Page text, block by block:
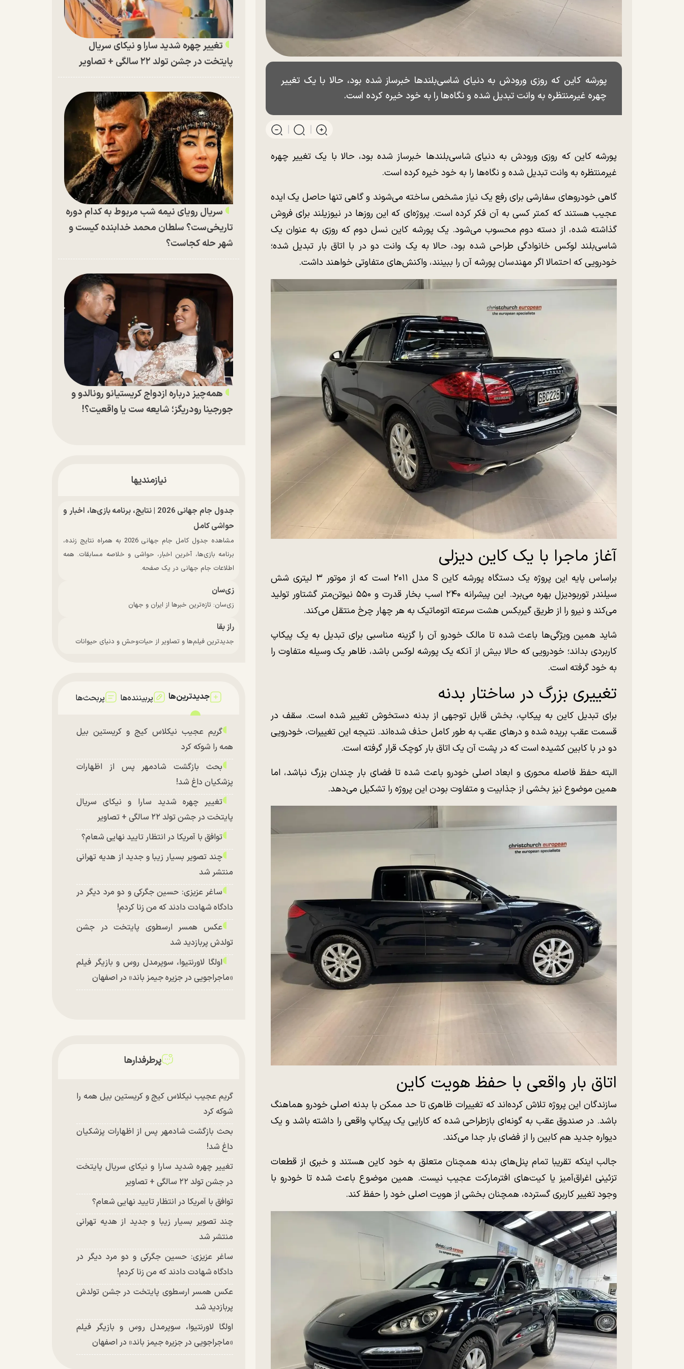
پورشه کاین که روزی ورودش به دنیای شاسی‌بلند‌ها خبرساز شده بود، حالا با یک تغییر
چهره غیرمنتظره به وانت تبدیل شده و نگاه‌ها را به خود خیره کرده است.
پورشه کاین که روزی ورودش به دنیای شاسی‌بلند‌ها خبرساز شده بود، حالا با یک تغییر چهره
غیرمنتظره به وانت تبدیل شده و نگاه‌ها را به خود خیره کرده است.
گاهی خودرو‌های سفارشی برای رفع یک نیاز مشخص ساخته می‌شوند و گاهی تنها حاصل یک ایده
عجیب هستند که کمتر کسی به آن فکر کرده است. پروژه‌ای که این روز‌ها در نیوزیلند برای فروش
گذاشته شده، از دسته دوم محسوب می‌شود. یک پورشه کاین نسل دوم که روزی به عنوان یک
شاسی‌بلند لوکس خانوادگی طراحی شده بود، حالا به یک وانت دو در با اتاق بار تبدیل شده؛
خودرویی که احتمالا اگر مهندسان پورشه آن را ببینند، واکنش‌های متفاوتی خواهند داشت.
آغاز ماجرا با یک کاین دیزلی
براساس پایه این پروژه یک دستگاه پورشه کاین S مدل ۲۰۱۱ است که از موتور ۳ لیتری شش
سیلندر توربودیزل بهره می‌برد. این پیشرانه ۲۴۰ اسب بخار قدرت و ۵۵۰ نیوتن‌متر گشتاور تولید
می‌کند و نیرو را از طریق گیربکس هشت سرعته اتوماتیک به هر چهار چرخ منتقل می‌کند.
شاید همین ویژگی‌ها باعث شده تا مالک خودرو آن را گزینه مناسبی برای تبدیل به یک پیکاپ
کاربردی بداند؛ خودرویی که حالا بیش از آنکه یک پورشه لوکس باشد، ظاهر یک وسیله متفاوت را
به خود گرفته است.
تغییری بزرگ در ساختار بدنه
برای تبدیل کاین به پیکاپ، بخش قابل توجهی از بدنه دستخوش تغییر شده است. سقف در
قسمت عقب بریده شده و در‌های عقب به طور کامل حذف شده‌اند. نتیجه این تغییرات، خودرویی
دو در با کابین کشیده است که در پشت آن یک اتاق بار کوچک قرار گرفته است.
البته حفظ فاصله محوری و ابعاد اصلی خودرو باعث شده تا فضای بار چندان بزرگ نباشد، اما
همین موضوع نیز بخشی از جذابیت و متفاوت بودن این پروژه را تشکیل می‌دهد.
اتاق بار واقعی با حفظ هویت کاین
سازندگان این پروژه تلاش کرده‌اند که تغییرات ظاهری تا حد ممکن با بدنه اصلی خودرو هماهنگ
باشد. در صندوق عقب به گونه‌ای بازطراحی شده که کارایی یک پیکاپ واقعی را داشته باشد و یک
دیواره جدید هم کابین را از فضای بار جدا می‌کند.
جالب اینکه تقریبا تمام پنل‌های بدنه همچنان متعلق به خود کاین هستند و خبری از قطعات
تزئینی اغراق‌آمیز یا کیت‌های افترمارکت عجیب نیست. همین موضوع باعث شده تا خودرو با
وجود تغییر کاربری گسترده، همچنان بخشی از هویت اصلی خود را حفظ کند.
تغییر چهره شدید سارا و نیکای سریال
پایتخت در جشن تولد ۲۲ سالگی + تصاویر
سریال رویای نیمه شب مربوط به کدام دوره
تاریخی‌ست؟ سلطان محمد خدابنده کیست و
شهر حله کجاست؟
همه‌چیز درباره ازدواج کریستیانو رونالدو و
جورجینا رودریگز؛ شایعه ست یا واقعیت؟!
نیازمندیها
جدول جام جهانی 2026 | نتایج، برنامه بازی‌ها، اخبار و
حواشی کامل
مشاهده جدول کامل جام جهانی 2026 به همراه نتایج زنده،
برنامه بازی‌ها، آخرین اخبار، حواشی و خلاصه مسابقات. همه
اطلاعات جام جهانی در یک صفحه.
زی‌سان
زی‌سان: تازه‌ترین خبرها از ایران و جهان
راز بقا
جدیدترین فیلم‌ها و تصاویر از حیات‌وحش و دنیای حیوانات
جدیدترین‌ها پربیننده‌ها پربحث‌ها
گریم عجیب نیکلاس کیج و کریستین بیل
همه را شوکه کرد
بحث بازگشت شادمهر پس از اظهارات
پزشکیان داغ شد!
تغییر چهره شدید سارا و نیکای سریال
پایتخت در جشن تولد ۲۲ سالگی + تصاویر
توافق با آمریکا در انتظار تایید نهایی شعام؟
چند تصویر بسیار زیبا و جدید از هدیه تهرانی
منتشر شد
ساغر عزیزی: حسین جگرکی و دو مرد دیگر در
دادگاه شهادت دادند که من زنا کردم!
عکس همسر ارسطوی پایتخت در جشن
تولدش پربازدید شد
اولگا لاورنتیوا، سوپرمدل روس و بازیگر فیلم
«ماجراجویی در جزیره جیمز باند» در اصفهان
پرطرفدارها
گریم عجیب نیکلاس کیج و کریستین بیل همه را
شوکه کرد
بحث بازگشت شادمهر پس از اظهارات پزشکیان
داغ شد!
تغییر چهره شدید سارا و نیکای سریال پایتخت
در جشن تولد ۲۲ سالگی + تصاویر
توافق با آمریکا در انتظار تایید نهایی شعام؟
چند تصویر بسیار زیبا و جدید از هدیه تهرانی
منتشر شد
ساغر عزیزی: حسین جگرکی و دو مرد دیگر در
دادگاه شهادت دادند که من زنا کردم!
عکس همسر ارسطوی پایتخت در جشن تولدش
پربازدید شد
اولگا لاورنتیوا، سوپرمدل روس و بازیگر فیلم
«ماجراجویی در جزیره جیمز باند» در اصفهان